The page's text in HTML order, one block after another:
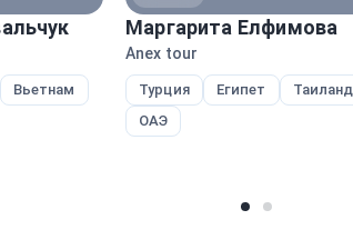
Вьетнам
Маргарита Елфимова
Anex tour
Турция Египет
Таиланд
ОАЭ